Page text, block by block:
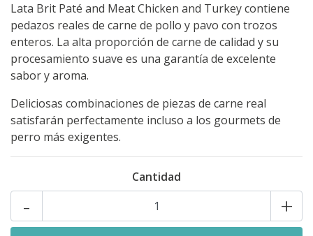
Lata Brit Paté and Meat Chicken and Turkey contiene
pedazos reales de carne de pollo y pavo con trozos
enteros. La alta proporción de carne de calidad y su
procesamiento suave es una garantía de excelente
sabor y aroma.
Deliciosas combinaciones de piezas de carne real
satisfarán perfectamente incluso a los gourmets de
perro más exigentes.
Cantidad
+
-